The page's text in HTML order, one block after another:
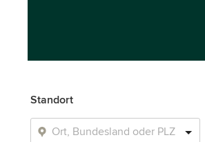
Standort